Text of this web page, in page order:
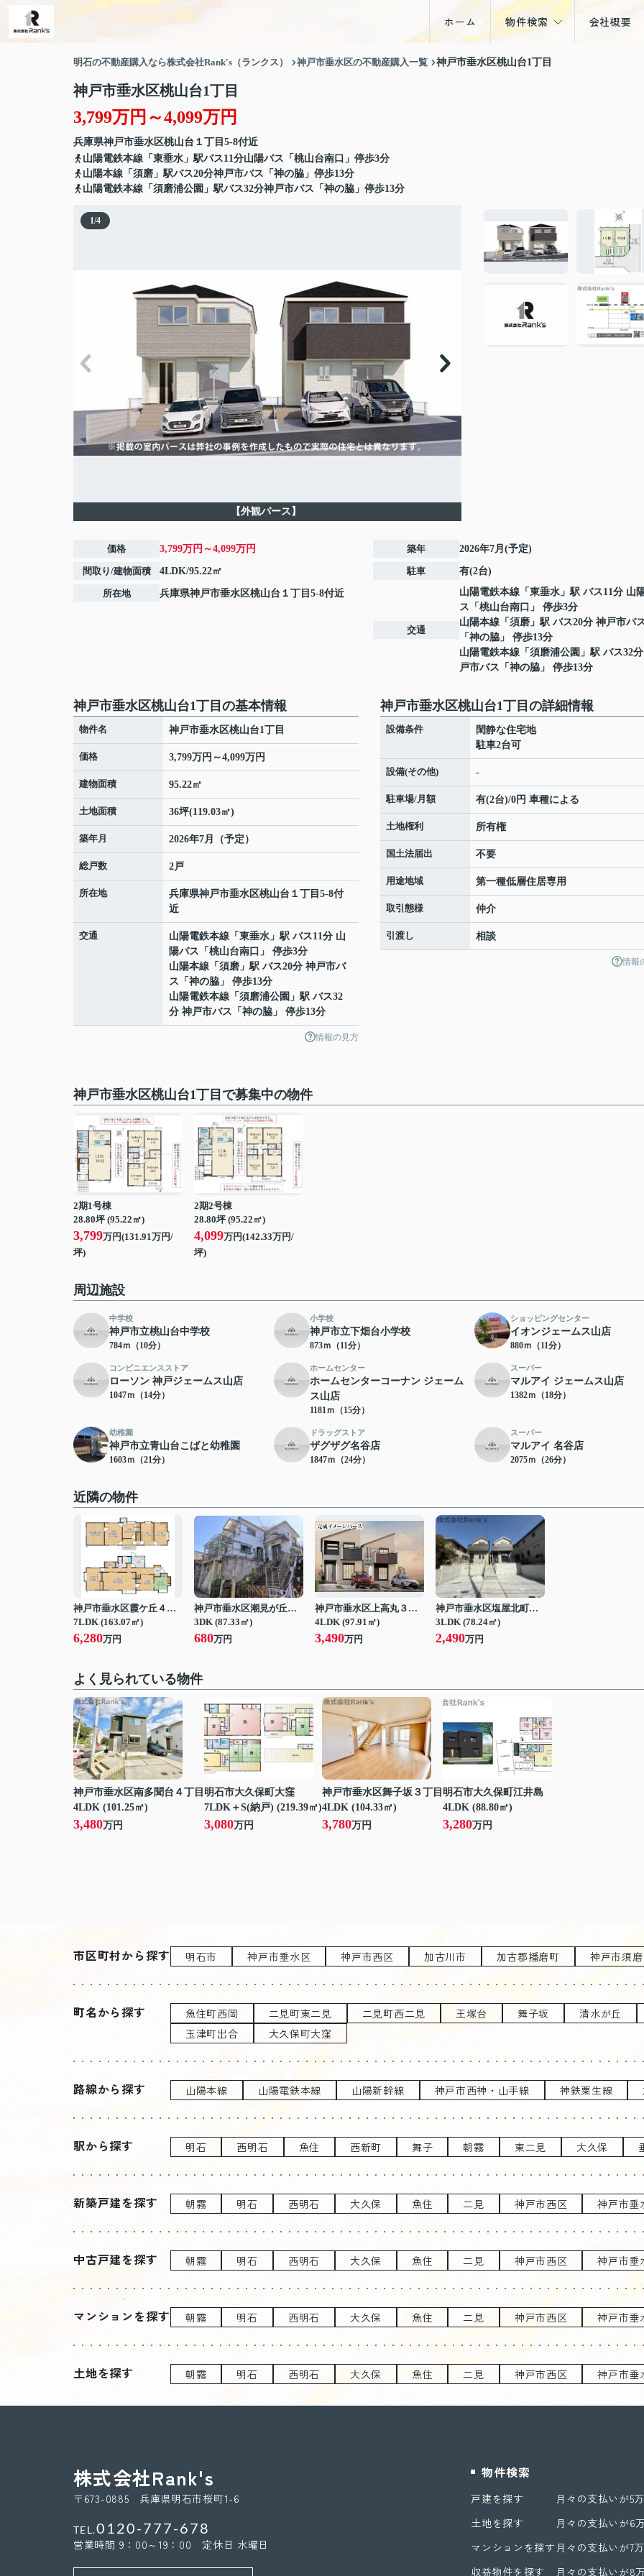
ホーム 物件検索 会社概要
明石の不動産購入なら株式会社Rank's（ランクス） 神戸市垂水区の不動産購入一覧 神戸市垂水区桃山台1丁目
神戸市垂水区桃山台1丁目
3,799万円～4,099万円
兵庫県神戸市垂水区桃山台 １丁目5-8付近
山陽電鉄本線「東垂水」駅バス11分山陽バス「桃山台南口」停歩3分
山陽本線「須磨」駅バス20分神戸市バス「神の脇」停歩13分
山陽電鉄本線「須磨浦公園」駅バス32分神戸市バス「神の脇」停歩13分
1/4
【外観パース】
価格 3,799万円～4,099万円
間取り/建物面積 4LDK/95.22㎡
所在地 兵庫県神戸市垂水区桃山台 １丁目5-8付近
築年 2026年7月(予定)
駐車 有(2台)
交通
山陽電鉄本線 「 東垂水 」駅 バス11分 山
ス「桃山台南口」 停歩3分
山陽本線 「 須磨 」駅 バス20分 神戸市バ
「神の脇」 停歩13分
山陽電鉄本線 「 須磨浦公園 」駅 バス32
戸市バス「神の脇」 停歩13分
神戸市垂水区桃山台1丁目の基本情報
物件名 神戸市垂水区桃山台1丁目
価格 3,799万円～4,099万円
建物面積 95.22㎡
土地面積 36坪(119.03㎡)
築年月 2026年7月（予定）
総戸数 2戸
所在地 兵庫県神戸市垂水区桃山台 １丁目5-8付
近
交通 山陽電鉄本線 「 東垂水 」駅 バス11分 山
陽バス「桃山台南口」 停歩3分
山陽本線 「 須磨 」駅 バス20分 神戸市バ
ス「神の脇」 停歩13分
山陽電鉄本線 「 須磨浦公園 」駅 バス32
分 神戸市バス「神の脇」 停歩13分
情報の見方
神戸市垂水区桃山台1丁目の詳細情報
設備条件
閑静な住宅地
駐車2台可
設備(その他) -
駐車場/月額 有(2台)/0円 車種による
土地権利 所有権
国土法届出 不要
用途地域 第一種低層住居専用
取引態様 仲介
引渡し 相談
情報
神戸市垂水区桃山台1丁目で募集中の物件
2期1号棟
28.80坪 (95.22㎡)
3,799万円(131.91万円/
坪)
2期2号棟
28.80坪 (95.22㎡)
4,099万円(142.33万円/
坪)
周辺施設
中学校
神戸市立桃山台中学校
784ｍ（10分）
小学校
神戸市立下畑台小学校
873ｍ（11分）
ショッピングセンター
イオンジェームス山店
880ｍ（11分）
コンビニエンスストア
ローソン 神戸ジェームス山店
1047ｍ（14分）
ホームセンター
ホームセンターコーナン ジェーム
ス山店
1181ｍ（15分）
スーパー
マルアイ ジェームス山店
1382ｍ（18分）
幼稚園
神戸市立青山台こばと幼稚園
1603ｍ（21分）
ドラッグストア
ザグザグ名谷店
1847ｍ（24分）
スーパー
マルアイ 名谷店
2075ｍ（26分）
近隣の物件
神戸市垂水区霞ケ丘４丁目
7LDK (163.07㎡)
6,280万円
神戸市垂水区潮見が丘１丁目
3DK (87.33㎡)
680万円
神戸市垂水区上高丸３丁目
4LDK (97.91㎡)
3,490万円
神戸市垂水区塩屋北町４丁目
3LDK (78.24㎡)
2,490万円
よく見られている物件
神戸市垂水区南多聞台４丁目
4LDK (101.25㎡)
3,480万円
明石市大久保町大窪
7LDK＋S(納戸) (219.39㎡)
3,080万円
神戸市垂水区舞子坂３丁目
4LDK (104.33㎡)
3,780万円
明石市大久保町江井島
4LDK (88.80㎡)
3,280万円
市区町村から探す 明石市 神戸市垂水区 神戸市西区 加古川市 加古郡播磨町 神戸市須
町名から探す 魚住町西岡 二見町東二見 二見町西二見 王塚台 舞子坂 清水が丘
玉津町出合
大久保町大窪
路線から探す 山陽本線 山陽電鉄本線 山陽新幹線 神戸市西神・山手線 神鉄粟生線
駅から探す 明石 西明石 魚住 西新町 舞子 朝霧 東二見 大久保
新築戸建を探す 朝霧 明石 西明石 大久保 魚住 二見 神戸市西区 神戸市垂
中古戸建を探す 朝霧 明石 西明石 大久保 魚住 二見 神戸市西区 神戸市垂
マンションを探す 朝霧 明石 西明石 大久保 魚住 二見 神戸市西区 神戸市垂
土地を探す 朝霧 明石 西明石 大久保 魚住 二見 神戸市西区 神戸市垂
株式会社Rank's
〒673-0885 兵庫県明石市桜町1-6
TEL.0120-777-678
営業時間 9：00～19：00 定休日 水曜日
物件検索
戸建を探す
土地を探す
マンションを探す
収益物件を探す
月々の支払いが5
月々の支払いが6
月々の支払いが7
月々の支払いが8